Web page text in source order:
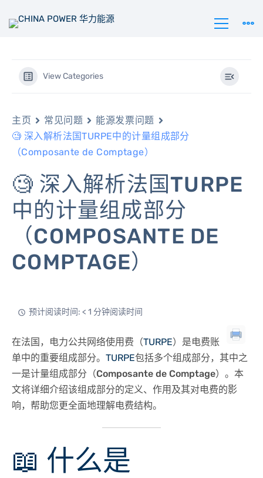
View Categories
主页 常见问题
能源发票问题
🧐 深入解析法国TURPE中的计量组成部分
（Composante de Comptage）
🧐 深入解析法国TURPE
中的计量组成部分
（COMPOSANTE DE
COMPTAGE）
预计阅读时间: < 1 分钟阅读时间
在法国，电力公共网络使用费（TURPE）是电费账
单中的重要组成部分。​ TURPE包括多个组成部分，其中之
一是计量组成部分（Composante de Comptage） 。​本
文将详细介绍该组成部分的定义、作用及其对电费的影
响，帮助您更全面地理解电费结构。​
📖 什么是